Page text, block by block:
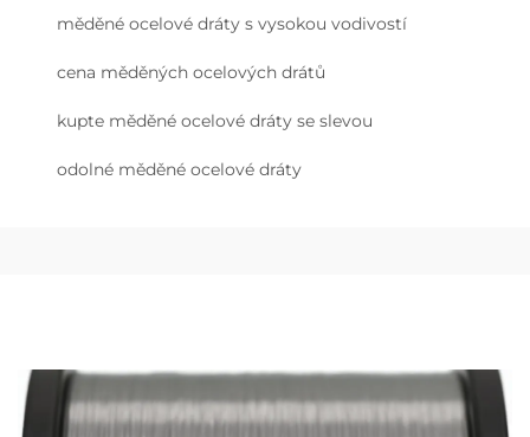
měděné ocelové dráty s vysokou vodivostí
cena měděných ocelových drátů
kupte měděné ocelové dráty se slevou
odolné měděné ocelové dráty